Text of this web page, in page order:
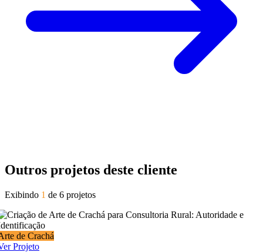
Outros projetos deste cliente
Exibindo 1 de 6 projetos
de Crachá
Projeto